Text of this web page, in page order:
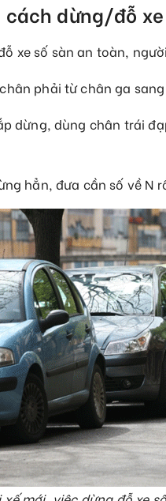
cách dừng/đỗ
xe số sàn an toàn,
phải từ chân ga
dừng, dùng chân trái
hẳn, đưa cần số về N